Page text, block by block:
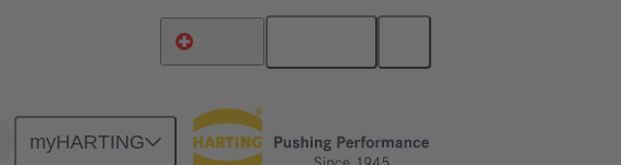
myHARTING
Pressacavi 09 00 000 5101